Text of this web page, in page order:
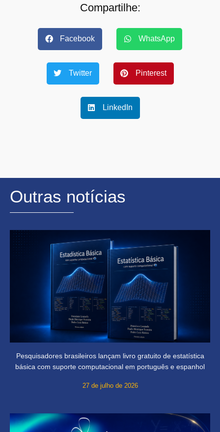
Compartilhe:
Facebook WhatsApp
Twitter Pinterest
LinkedIn
Outras notícias
Pesquisadores brasileiros lançam livro gratuito de estatística
básica com suporte computacional em português e espanhol
27 de julho de 2026